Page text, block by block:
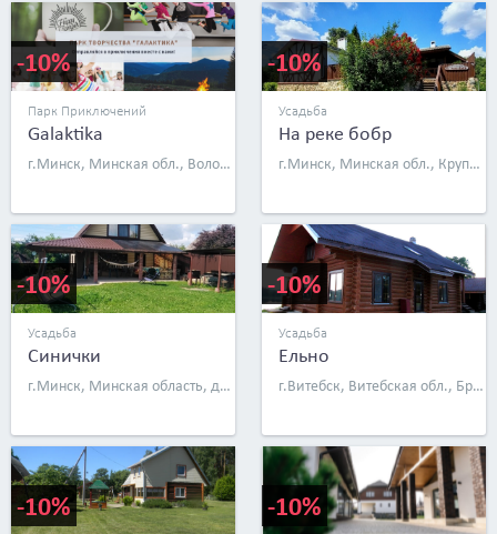
-10%
Парк Приключений
Galaktika
г.Минск, Минская обл., Воложинский р-н, дер. Раков
-10%
Усадьба
На реке бобр
г.Минск, Минская обл., Крупский р-н, д. Крупки, ул. Набережная, д. 10
-10%
Усадьба
Синички
г.Минск, Минская область, дер. Чики, ул. Заречная, д. 4
-10%
Усадьба
Ельно
г.Витебск, Витебская обл., Браславский р-н, хут. Петуховщина, д. 2
-10% -10%